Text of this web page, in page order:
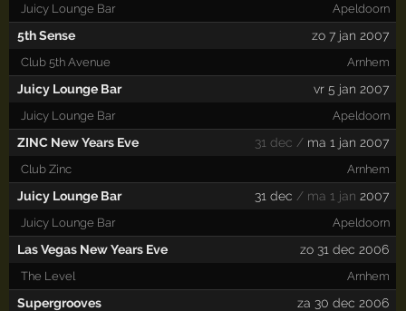
Juicy Lounge Bar Apeldoorn
5th Sense zo 7 jan 2007
Club 5th Avenue Arnhem
Juicy Lounge Bar vr 5 jan 2007
Juicy Lounge Bar Apeldoorn
ZINC New Years Eve 31 dec /ma 1 jan 2007
Club Zinc Arnhem
Juicy Lounge Bar 31 dec / ma 1 jan 2007
Juicy Lounge Bar Apeldoorn
Las Vegas New Years Eve zo 31 dec 2006
The Level Arnhem
Supergrooves za 30 dec 2006